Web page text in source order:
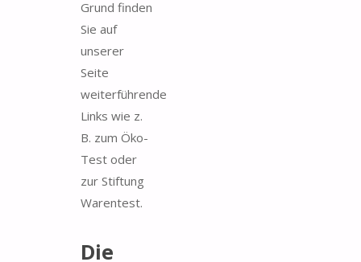
Grund finden
Sie auf
unserer
Seite
weiterführende
Links wie z.
B. zum Öko-
Test oder
zur Stiftung
Warentest.
Die